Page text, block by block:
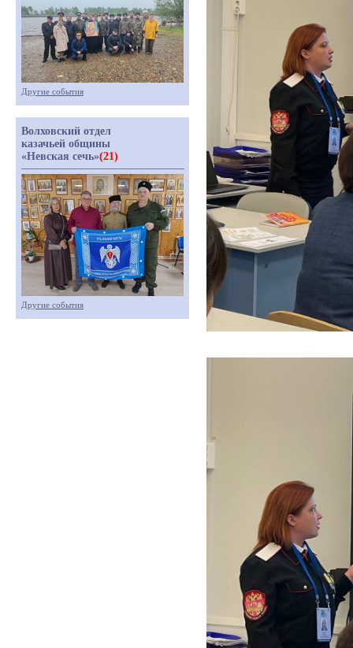
Другие события
Волховский отдел
казачьей общины
«Невская сечь»(21)
Другие события